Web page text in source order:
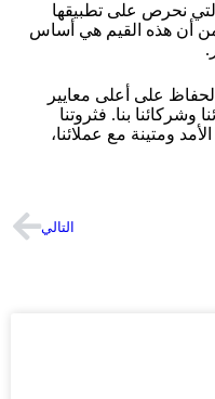
نحرص على تطبيقها
أن هذه القيم هي أساس
على أعلى معايير
وشركائنا بنا. فثروتنا
ومتينة مع عملائنا،
التالي